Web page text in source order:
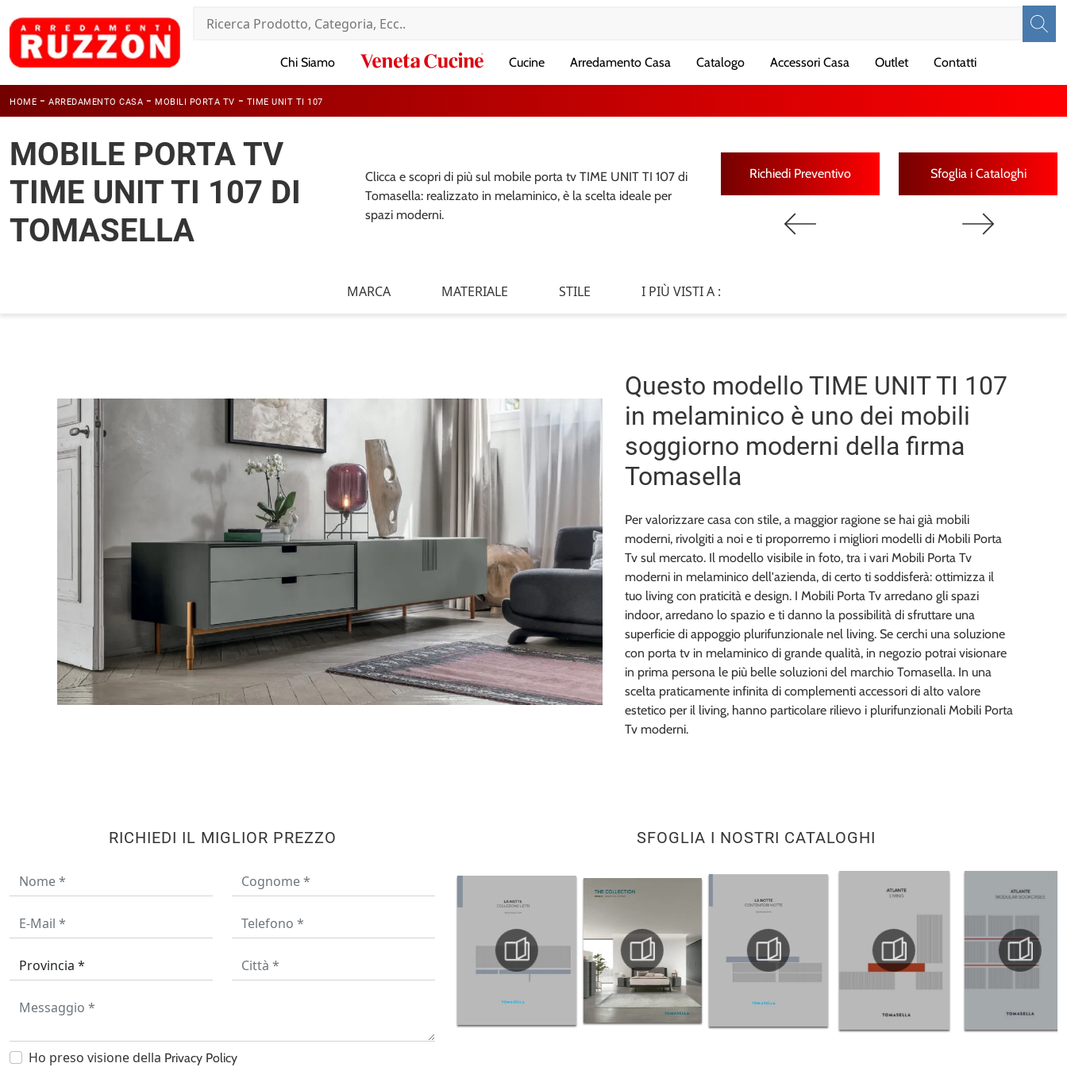
Chi Siamo
VenetaCucine Arredamento Casa Catalogo Accessori Casa Outlet Contatti
HOME - ARREDAMENTO CASA - MOBILI PORTA TV - TIME UNIT TI 107
MOBILE PORTA TV
TIME UNIT TI 107 DI
TOMASELLA
Clicca e scopri di più sul mobile porta tv TIME UNIT TI 107 di
Tomasella: realizzato in melaminico, è la scelta ideale per
spazi moderni.
Richiedi Preventivo Sfoglia i Cataloghi
MARCA MATERIALE STILE I PIÙ VISTI A :
Questo modello TIME UNIT TI 107
in melaminico è uno dei mobili
soggiorno moderni della firma
Tomasella
Per valorizzare casa con stile, a maggior ragione se hai già mobili
moderni, rivolgiti a noi e ti proporremo i migliori modelli di Mobili Porta
Tv sul mercato. Il modello visibile in foto, tra i vari Mobili Porta Tv
moderni in melaminico dell'azienda, di certo ti soddisferà: ottimizza il
tuo living con praticità e design. I Mobili Porta Tv arredano gli spazi
indoor, arredano lo spazio e ti danno la possibilità di sfruttare una
superficie di appoggio plurifunzionale nel living. Se cerchi una soluzione
con porta tv in melaminico di grande qualità, in negozio potrai visionare
in prima persona le più belle soluzioni del marchio Tomasella. In una
scelta praticamente infinita di complementi accessori di alto valore
estetico per il living, hanno particolare rilievo i plurifunzionali Mobili Porta
Tv moderni.
SFOGLIA I NOSTRI CATALOGHI
RICHIEDI IL MIGLIOR PREZZO
Ho preso visione della Privacy Policy